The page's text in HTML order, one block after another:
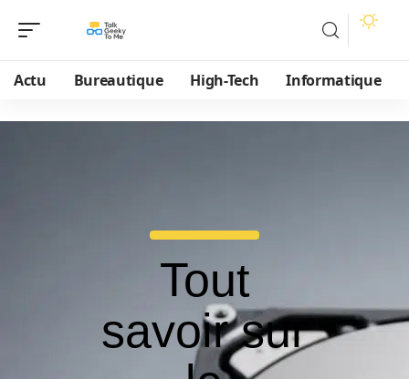
Actu Bureautique High-Tech Informatique
Tout
savoir sur